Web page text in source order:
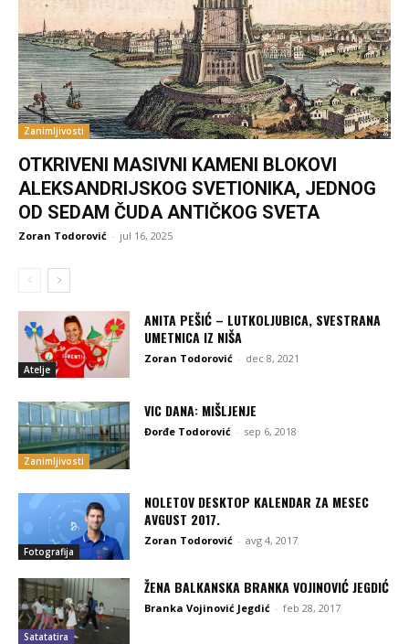
Zanimljivosti
OTKRIVENI MASIVNI KAMENI BLOKOVI
ALEKSANDRIJSKOG SVETIONIKA, JEDNOG
OD SEDAM ČUDA ANTIČKOG SVETA
Zoran Todorović - jul 16, 2025
Atelje
ANITA PEŠIĆ – LUTKOLJUBICA, SVESTRANA
UMETNICA IZ NIŠA
Zoran Todorović - dec 8, 2021
Zanimljivosti
VIC DANA: MIŠLJENJE
Đorđe Todorović - sep 6, 2018
Fotografija
NOLETOV DESKTOP KALENDAR ZA MESEC
AVGUST 2017.
Zoran Todorović - avg 4, 2017
Satatatira
ŽENA BALKANSKA BRANKA VOJINOVIĆ JEGDIĆ
Branka Vojinović Jegdić - feb 28, 2017